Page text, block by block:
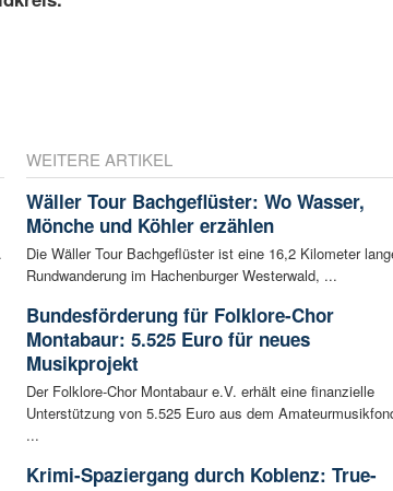
WEITERE ARTIKEL
Wäller Tour Bachgeflüster: Wo Wasser,
Mönche und Köhler erzählen
Die Wäller Tour Bachgeflüster ist eine 16,2 Kilometer
Rundwanderung im Hachenburger Westerwald, ...
Bundesförderung für Folklore-Chor
Montabaur: 5.525 Euro für neues
Musikprojekt
Der Folklore-Chor Montabaur e.V. erhält eine finanzielle
Unterstützung von 5.525 Euro aus dem
...
Krimi-Spaziergang durch Koblenz: True-